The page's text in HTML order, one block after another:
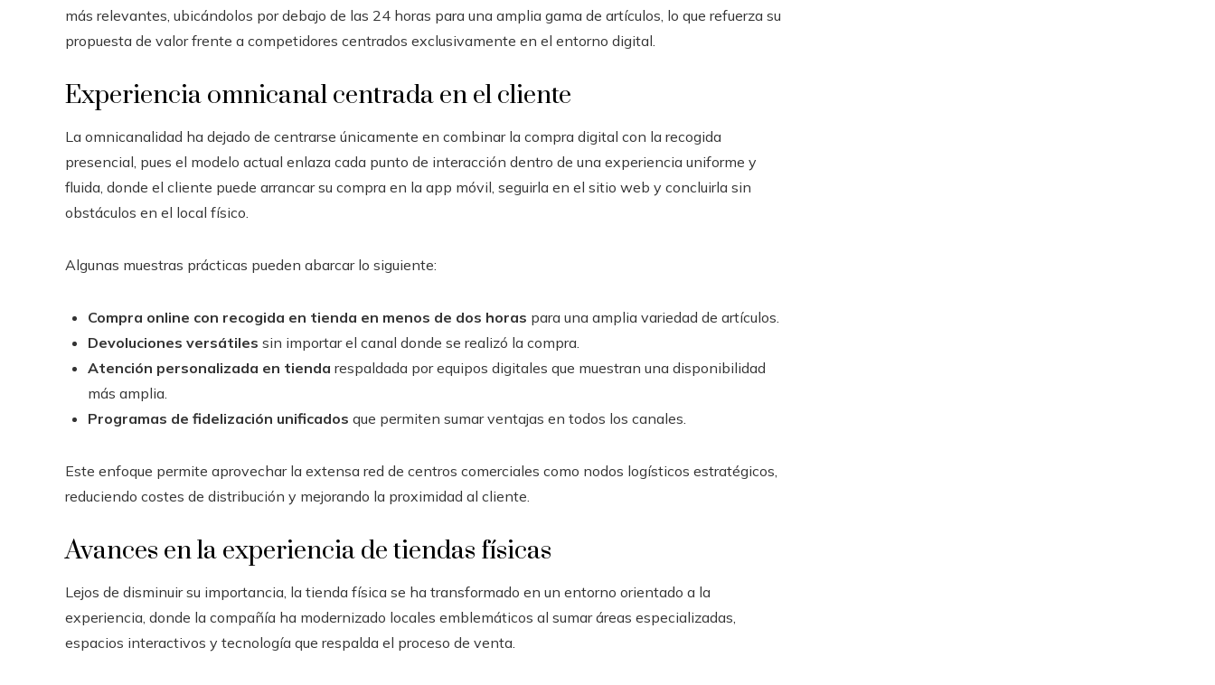
más relevantes, ubicándolos por debajo de las 24 horas para una amplia gama de artículos, lo que refuerza su
propuesta de valor frente a competidores centrados exclusivamente en el entorno digital.
Experiencia omnicanal centrada en el cliente
La omnicanalidad ha dejado de centrarse únicamente en combinar la compra digital con la recogida
presencial, pues el modelo actual enlaza cada punto de interacción dentro de una experiencia uniforme y
fluida, donde el cliente puede arrancar su compra en la app móvil, seguirla en el sitio web y concluirla sin
obstáculos en el local físico.
Algunas muestras prácticas pueden abarcar lo siguiente:
Compra online con recogida en tienda en menos de dos horas para una amplia variedad de artículos.
Devoluciones versátiles sin importar el canal donde se realizó la compra.
Atención personalizada en tienda respaldada por equipos digitales que muestran una disponibilidad
más amplia.
Programas de fidelización unificados que permiten sumar ventajas en todos los canales.
Este enfoque permite aprovechar la extensa red de centros comerciales como nodos logísticos estratégicos,
reduciendo costes de distribución y mejorando la proximidad al cliente.
Avances en la experiencia de tiendas físicas
Lejos de disminuir su importancia, la tienda física se ha transformado en un entorno orientado a la
experiencia, donde la compañía ha modernizado locales emblemáticos al sumar áreas especializadas,
espacios interactivos y tecnología que respalda el proceso de venta.